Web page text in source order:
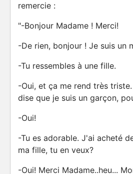
remercie :
"-Bonjour Madame ! Merci!
-De rien, bonjour ! Je suis un
-Tu ressembles à une fille.
-Oui, et ça me rend très
dise que je suis un garçon,
-Oui!
-Tu es adorable. J'ai acheté
ma fille, tu en veux?
-Oui! Merci Madame..heu...